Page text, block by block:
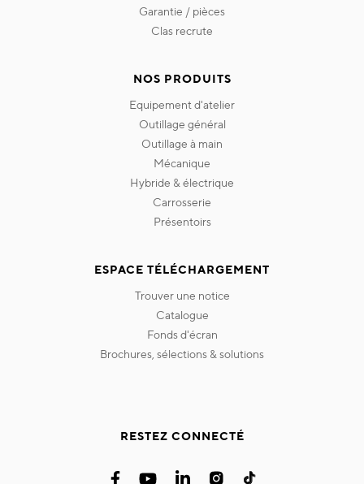
garantie / pièces
clas recrute
NOS PRODUITS
equipement d'atelier
outillage général
outillage à main
mécanique
hybride & électrique
carrosserie
présentoirs
ESPACE TÉLÉCHARGEMENT
trouver une notice
catalogue
fonds d'écran
brochures, sélections & solutions
RESTEZ CONNECTÉ